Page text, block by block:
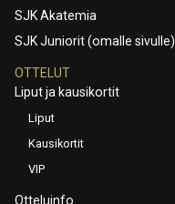
SJK Akatemia
SJK Juniorit (omalle sivulle)
OTTELUT
Liput ja kausikortit
Liput
Kausikortit
VIP
Otteluinfo